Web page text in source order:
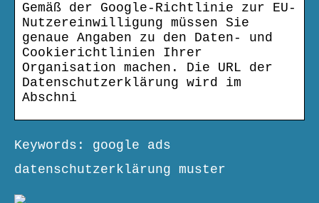
Gemäß der Google-Richtlinie zur EU-
Nutzereinwilligung müssen Sie
genaue Angaben zu den Daten- und
Cookierichtlinien Ihrer
Organisation machen. Die URL der
Datenschutzerklärung wird im
Abschni
Keywords: google ads
datenschutzerklärung muster